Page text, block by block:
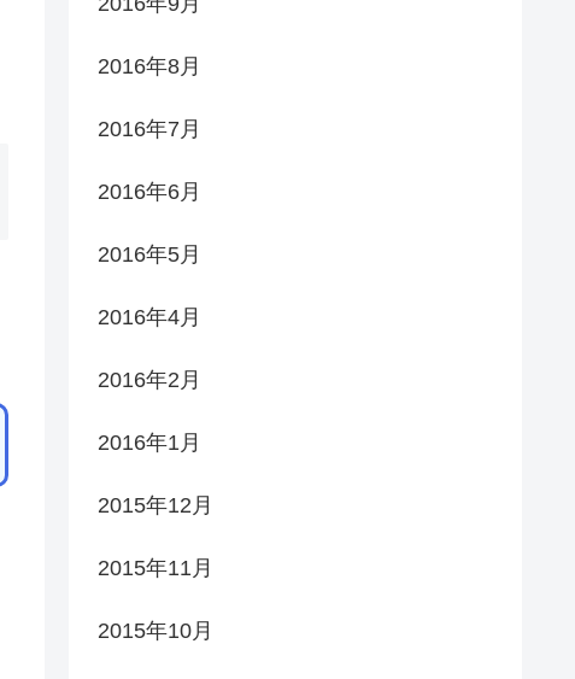
2016年8月
2016年7月
2016年6月
2016年5月
2016年4月
2016年2月
2016年1月
2015年12月
2015年11月
2015年10月